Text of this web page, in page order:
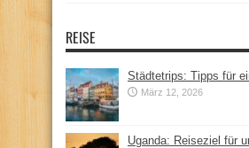
REISE
Städtetrips: Tipps für
März 12, 2026
Uganda: Reiseziel für